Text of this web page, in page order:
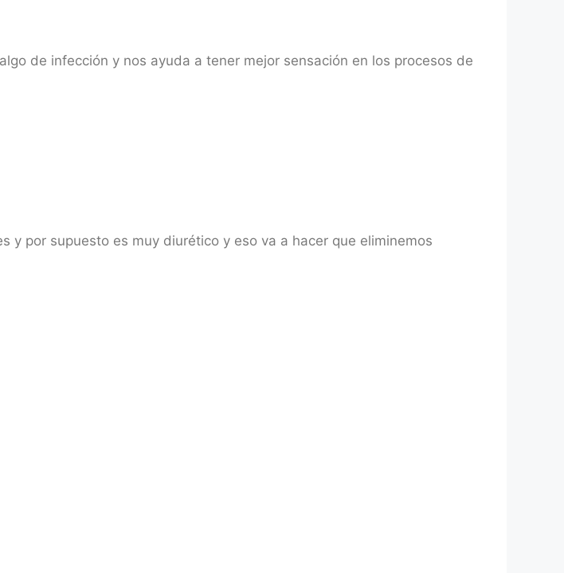
de infección y nos ayuda a tener mejor sensación en los procesos de
por supuesto es muy diurético y eso va a hacer que eliminemos